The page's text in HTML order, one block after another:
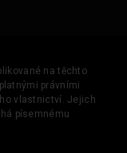
na těchto
právními
vlastnictví. Jejich
písemnému